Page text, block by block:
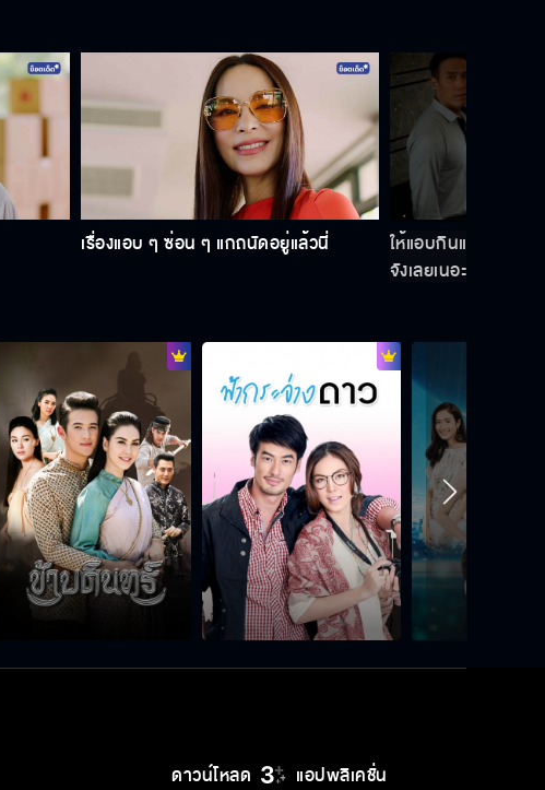
ใคร ๆ ก็เจ็บหนักจากรักครั้งแรกกันทั้ง
นั้น
แกจะเป็นนางพญาเทครัว ฟาดทั้งพ่อ
ฟาดทั้งลูกไม่ได้
หนึ่ง
ถ้าผมมีแฟน ผมจะไม่ทำให้แฟนหึงหวง
มึงซวยแล้วแหละที่มาเป็นชู้กับผัวกู
เรื่องแอบ ๆ ซ่อน ๆ แกถนัดอยู่แล้วนี่
ให้แอบกินแอบแซ่บกั
จังเลยเนอะ
ดาวน์โหลด แอปพลิเคชั่น